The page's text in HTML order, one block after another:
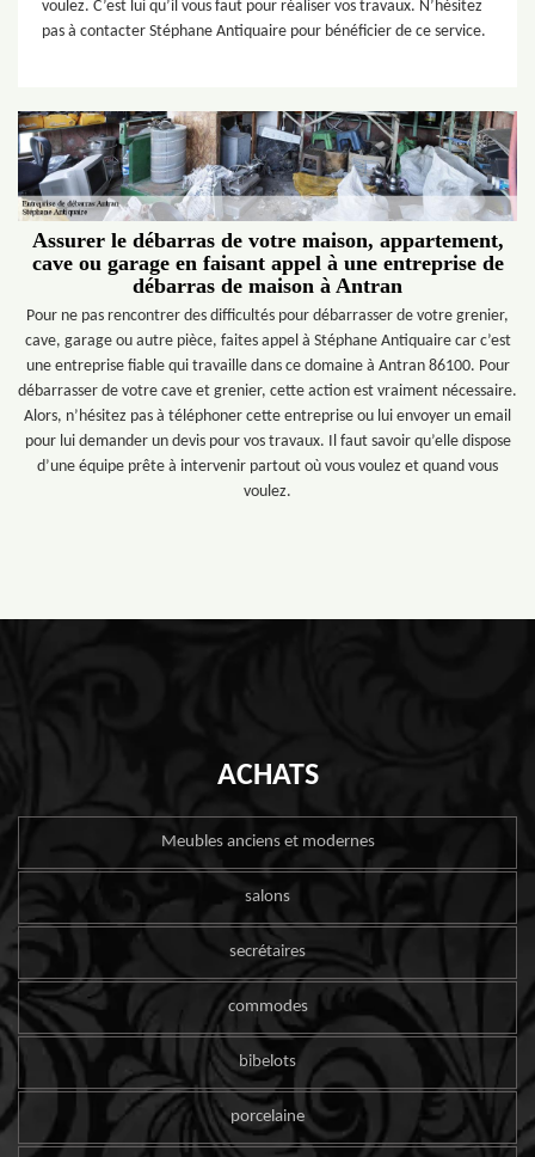
voulez. C’est lui qu’il vous faut pour réaliser vos travaux. N’hésitez
pas à contacter Stéphane Antiquaire pour bénéficier de ce service.
Assurer le débarras de votre maison, appartement,
cave ou garage en faisant appel à une entreprise de
débarras de maison à Antran
Pour ne pas rencontrer des difficultés pour débarrasser de votre grenier,
cave, garage ou autre pièce, faites appel à Stéphane Antiquaire car c’est
une entreprise fiable qui travaille dans ce domaine à Antran 86100. Pour
débarrasser de votre cave et grenier, cette action est vraiment nécessaire.
Alors, n’hésitez pas à téléphoner cette entreprise ou lui envoyer un email
pour lui demander un devis pour vos travaux. Il faut savoir qu’elle dispose
d’une équipe prête à intervenir partout où vous voulez et quand vous
voulez.
ACHATS
Meubles anciens et modernes
salons
secrétaires
commodes
bibelots
porcelaine